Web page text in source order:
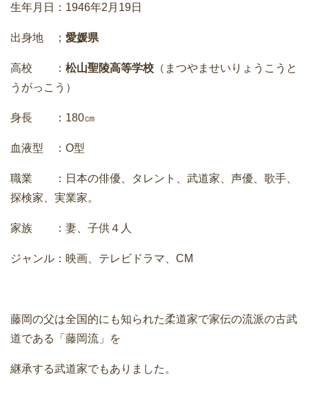
生年月日：1946年2月19日
出身地 ； 愛媛県
高校 ： 松山聖陵高等学校 （まつやませいりょうこうと
うがっこう）
身長 ：180㎝
血液型 ：O型
職業 ：日本の俳優、タレント、武道家、声優、歌手、
探検家、実業家。
家族 ：妻、子供４人
ジャンル：映画、テレビドラマ、CM
藤岡の父は全国的にも知られた柔道家で家伝の流派の古武
道である「藤岡流」を
継承する武道家でもありました。